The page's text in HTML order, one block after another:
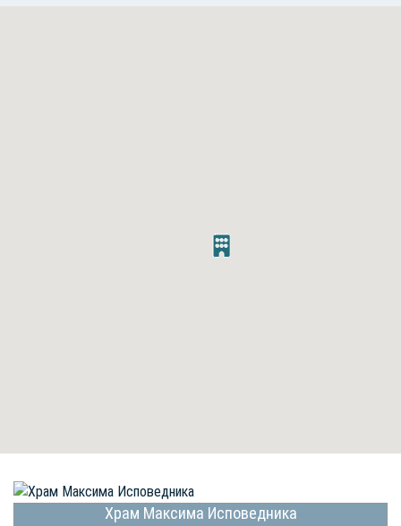
Храм Максима Исповедника